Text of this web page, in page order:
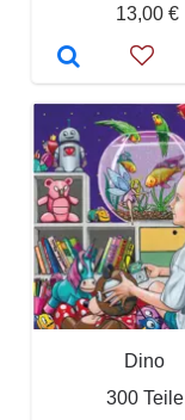
13,00 €
Dino
300 Teile